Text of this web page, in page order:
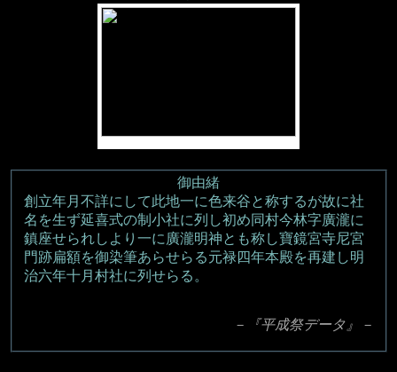
御由緒
創立年月不詳にして此地一に色来谷と称するが故に社
名を生ず延喜式の制小社に列し初め同村今林字廣瀧に
鎮座せられしより一に廣瀧明神とも称し寶鏡宮寺尼宮
門跡扁額を御染筆あらせらる元禄四年本殿を再建し明
治六年十月村社に列せらる。
－『平成祭データ』－